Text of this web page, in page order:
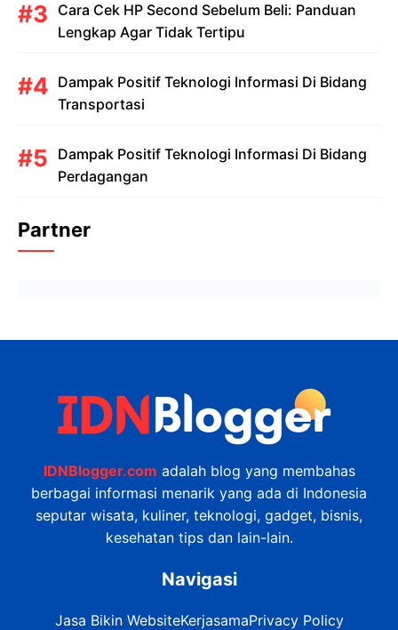
Cara Cek HP Second Sebelum Beli: Panduan
Lengkap Agar Tidak Tertipu
Dampak Positif Teknologi Informasi Di Bidang
Transportasi
Dampak Positif Teknologi Informasi Di Bidang
Perdagangan
Partner
IDNBlogger.com adalah blog yang membahas
berbagai informasi menarik yang ada di Indonesia
seputar wisata, kuliner, teknologi, gadget, bisnis,
kesehatan tips dan lain-lain.
Navigasi
Jasa Bikin WebsiteKerjasamaPrivacy Policy